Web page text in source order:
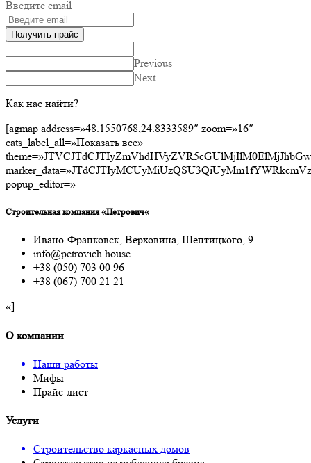
Введите email
Получить прайс
Previous
Next
Как нас найти?
[agmap address=»48.1550768,24.8333589″ zoom=»16″
cats_label_all=»Показать все»
popup_editor=»
Строительная компания «Петрович«
Ивано-Франковск, Верховина, Шептицкого, 9
info@petrovich.house
+38 (050) 703 00 96
+38 (067) 700 21 21
«]
О компании
Наши работы
Мифы
Прайс-лист
Услуги
Строительство каркасных домов